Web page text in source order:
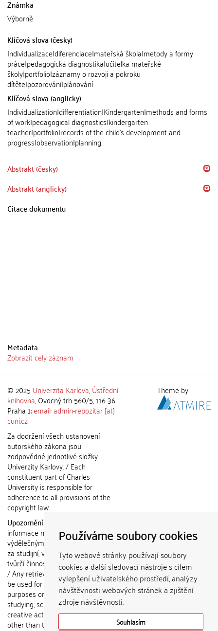
Používáme soubory cookies
Tyto webové stránky používají soubory
cookies a další sledovací nástroje s cílem
vylepšení uživatelského prostředí, analýzy
návštěvnosti webových stránek a zjištění
zdroje návštěvnosti.
Souhlasím
Známka
Výborně
Klíčová slova (česky)
Individualizace|diferenciace|mateřská škola|metody a formy
práce|pedagogická diagnostika|učitelka mateřské
školy|portfolio|záznamy o rozvoji a pokroku
dítěte|pozorování|plánování
Klíčová slova (anglicky)
Individualization|differentiation|Kindergarten|methods and forms
of work|pedagogical diagnostics|kindergarten
teacher|portfolio|records of the child's development and
progress|observation|planning
Abstrakt (česky)
Abstrakt (anglicky)
Citace dokumentu
Metadata
Zobrazit celý záznam
© 2025 Univerzita Karlova,Ústřední
knihovna, Ovocný trh 560/5, 116 36
Praha 1;email: admin-repozitar [at]
cuni.cz
Za dodržení všech ustanovení
autorského zákona jsou
zodpovědné jednotlivé složky
Univerzity Karlovy. / Each
constituent part of Charles
University is responsible for
adherence to all provisions of the
copyright law.
Upozornění / Notice:
informace nemohou být použity k
výdělečným účelům nebo vydávány
za studijní, vědeckou nebo jinou
tvůrčí činnost jiné osoby než autora.
/ Any retrieved information shall not
be used for any commercial
purposes or claimed as results of
studying, scientific or any other
creative activities of any person
other than the author.
Theme by